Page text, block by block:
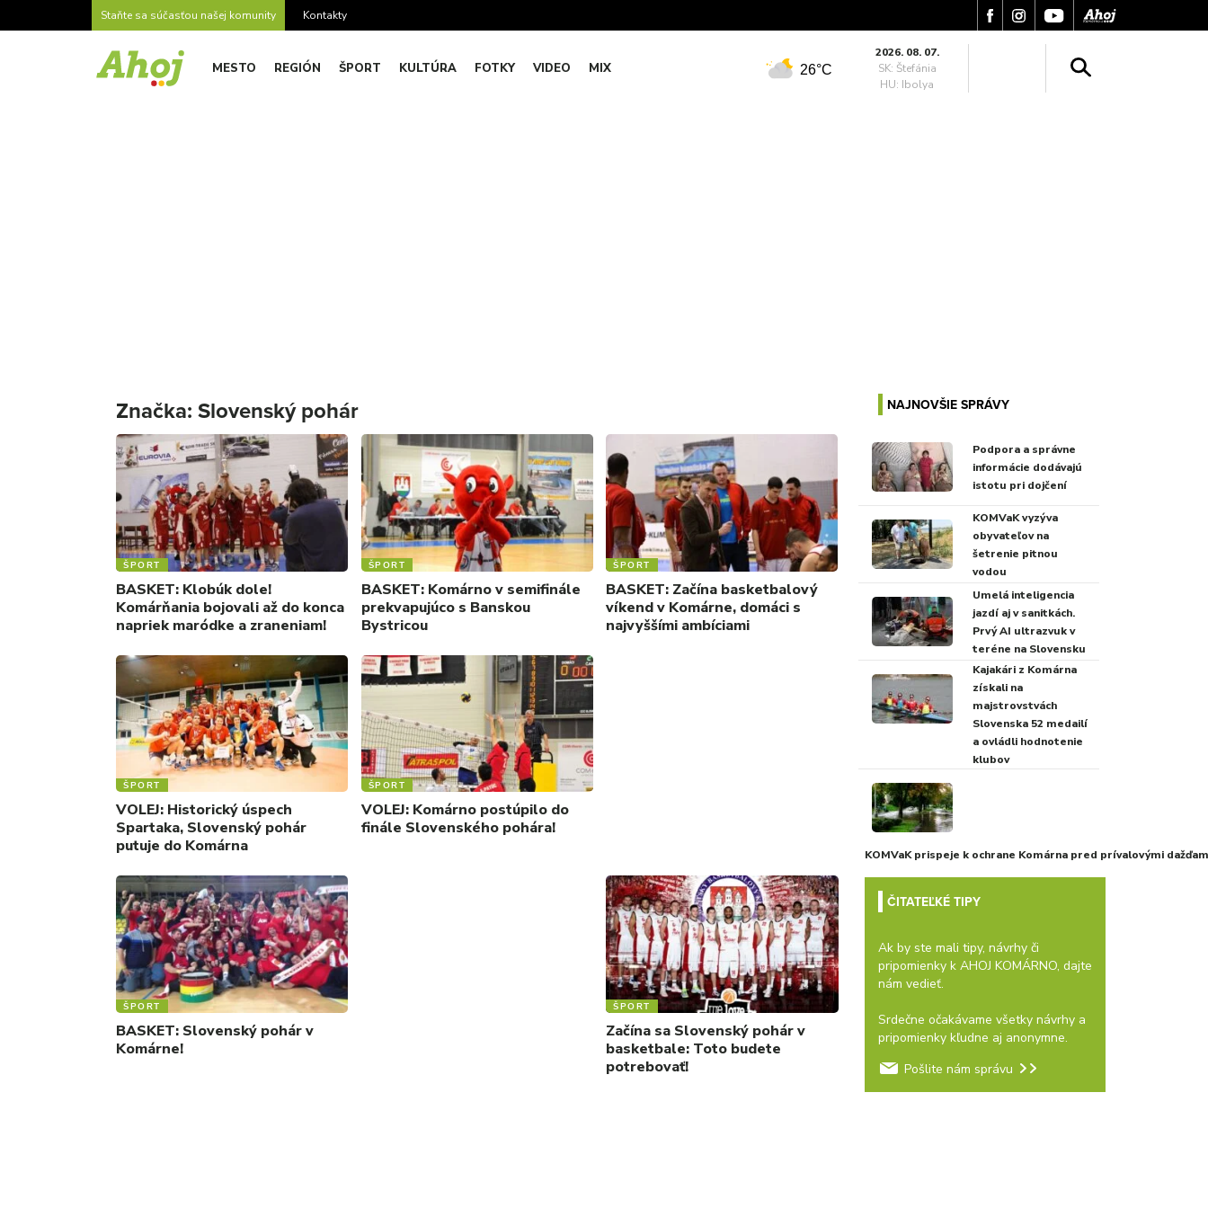
Staňte sa súčasťou našej komunity Kontakty
MESTO REGIÓN ŠPORT KULTÚRA FOTKY VIDEO MIX 26°C
2026. 08. 07.
SK: Štefánia
HU: Ibolya
Značka: Slovenský pohár
ŠPORT
BASKET: Klobúk dole!
Komárňania bojovali až do konca
napriek maródke a zraneniam!
ŠPORT
BASKET: Komárno v semifinále
prekvapujúco s Banskou
Bystricou
ŠPORT
BASKET: Začína basketbalový
víkend v Komárne, domáci s
najvyššími ambíciami
ŠPORT
VOLEJ: Historický úspech
Spartaka, Slovenský pohár
putuje do Komárna
ŠPORT
VOLEJ: Komárno postúpilo do
finále Slovenského pohára!
ŠPORT
BASKET: Slovenský pohár v
Komárne!
ŠPORT
Začína sa Slovenský pohár v
basketbale: Toto budete
potrebovať!
NAJNOVŠIE SPRÁVY
Podpora a správne
informácie dodávajú
istotu pri dojčení
KOMVaK vyzýva
obyvateľov na
šetrenie pitnou
vodou
Umelá inteligencia
jazdí aj v sanitkách.
Prvý AI ultrazvuk v
teréne na Slovensku
Kajakári z Komárna
získali na
majstrovstvách
Slovenska 52 medailí
a ovládli hodnotenie
klubov
KOMVaK prispeje k ochrane Komárna pred prívalovými
ČITATEĽKÉ TIPY
Ak by ste mali tipy, návrhy či
pripomienky k AHOJ KOMÁRNO, dajte
nám vedieť.
Srdečne očakávame všetky návrhy a
pripomienky kľudne aj anonymne.
Pošlite nám správu